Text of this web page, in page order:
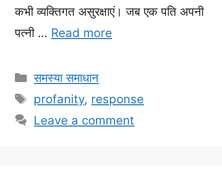
कभी व्यक्तिगत असुरक्षाएं। जब एक पति अपनी
पत्नी … Read more
Categories
समस्या समाधान
Tags
profanity, response
Leave a comment